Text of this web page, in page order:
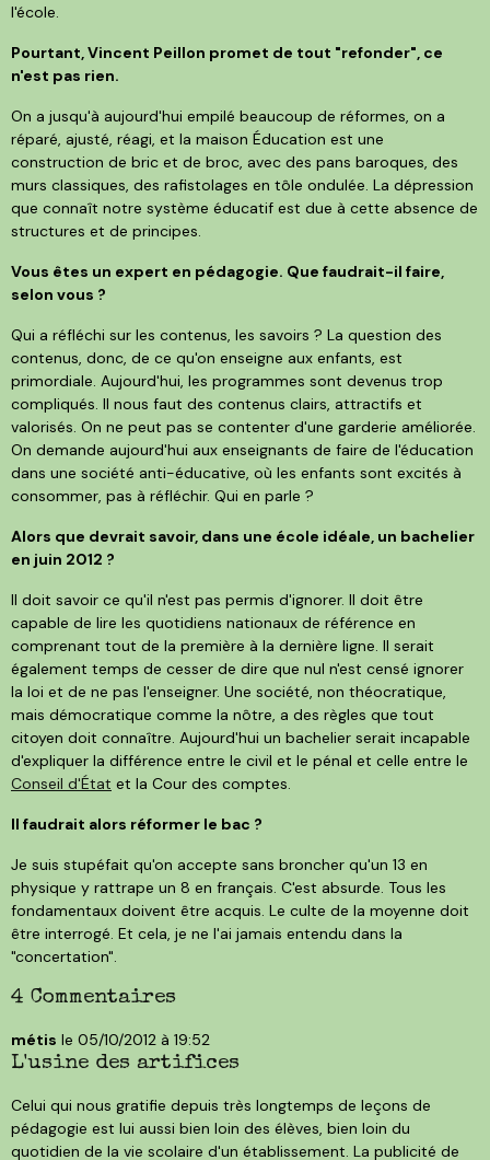
l'école.
Pourtant, Vincent Peillon promet de tout "refonder", ce
n'est pas rien.
On a jusqu'à aujourd'hui empilé beaucoup de réformes, on a
réparé, ajusté, réagi, et la maison Éducation est une
construction de bric et de broc, avec des pans baroques, des
murs classiques, des rafistolages en tôle ondulée. La dépression
que connaît notre système éducatif est due à cette absence de
structures et de principes.
Vous êtes un expert en pédagogie. Que faudrait-il faire,
selon vous ?
Qui a réfléchi sur les contenus, les savoirs ? La question des
contenus, donc, de ce qu'on enseigne aux enfants, est
primordiale. Aujourd'hui, les programmes sont devenus trop
compliqués. Il nous faut des contenus clairs, attractifs et
valorisés. On ne peut pas se contenter d'une garderie améliorée.
On demande aujourd'hui aux enseignants de faire de l'éducation
dans une société anti-éducative, où les enfants sont excités à
consommer, pas à réfléchir. Qui en parle ?
Alors que devrait savoir, dans une école idéale, un bachelier
en juin 2012 ?
Il doit savoir ce qu'il n'est pas permis d'ignorer. Il doit être
capable de lire les quotidiens nationaux de référence en
comprenant tout de la première à la dernière ligne. Il serait
également temps de cesser de dire que nul n'est censé ignorer
la loi et de ne pas l'enseigner. Une société, non théocratique,
mais démocratique comme la nôtre, a des règles que tout
citoyen doit connaître. Aujourd'hui un bachelier serait incapable
d'expliquer la différence entre le civil et le pénal et celle entre le
Conseil d'État et la Cour des comptes.
Il faudrait alors réformer le bac ?
Je suis stupéfait qu'on accepte sans broncher qu'un 13 en
physique y rattrape un 8 en français. C'est absurde. Tous les
fondamentaux doivent être acquis. Le culte de la moyenne doit
être interrogé. Et cela, je ne l'ai jamais entendu dans la
"concertation".
4 Commentaires
métis le 05/10/2012 à 19:52
L'usine des artifices
Celui qui nous gratifie depuis très longtemps de leçons de
pédagogie est lui aussi bien loin des élèves, bien loin du
quotidien de la vie scolaire d'un établissement. La publicité de